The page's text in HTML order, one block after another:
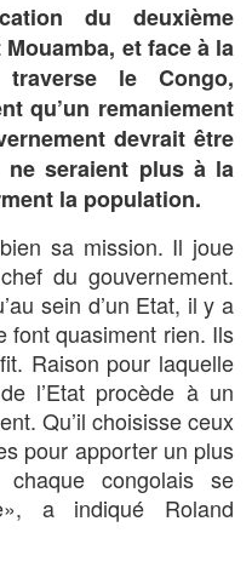
du deuxième
et face à la
le Congo,
qu’un remaniement
devrait être
seraient plus à la
la population.
sa mission. Il joue
du gouvernement.
sein d’un Etat, il y a
font quasiment rien. Ils
Raison pour laquelle
l’Etat procède à un
Qu’il choisisse ceux
pour apporter un plus
congolais se
a indiqué Roland